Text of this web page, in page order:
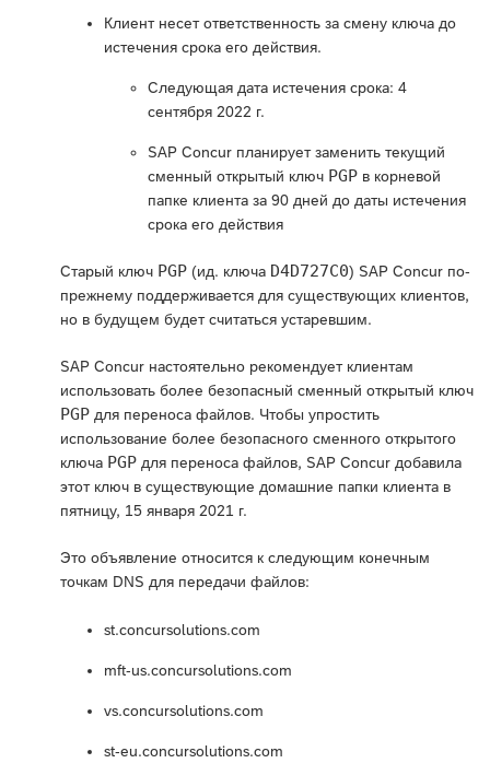
Клиент несет ответственность за смену ключа до
истечения срока его действия.
Следующая дата истечения срока: 4
сентября 2022 г.
SAP Concur планирует заменить текущий
сменный открытый ключ PGP в корневой
папке клиента за 90 дней до даты истечения
срока его действия
Старый ключ PGP (ид. ключа D4D727C0) SAP Concur по-
прежнему поддерживается для существующих клиентов,
но в будущем будет считаться устаревшим.
SAP Concur настоятельно рекомендует клиентам
использовать более безопасный сменный открытый ключ
PGP для переноса файлов. Чтобы упростить
использование более безопасного сменного открытого
ключа PGP для переноса файлов, SAP Concur добавила
этот ключ в существующие домашние папки клиента в
пятницу, 15 января 2021 г.
Это объявление относится к следующим конечным
точкам DNS для передачи файлов:
st.concursolutions.com
mft-us.concursolutions.com
vs.concursolutions.com
st-eu.concursolutions.com